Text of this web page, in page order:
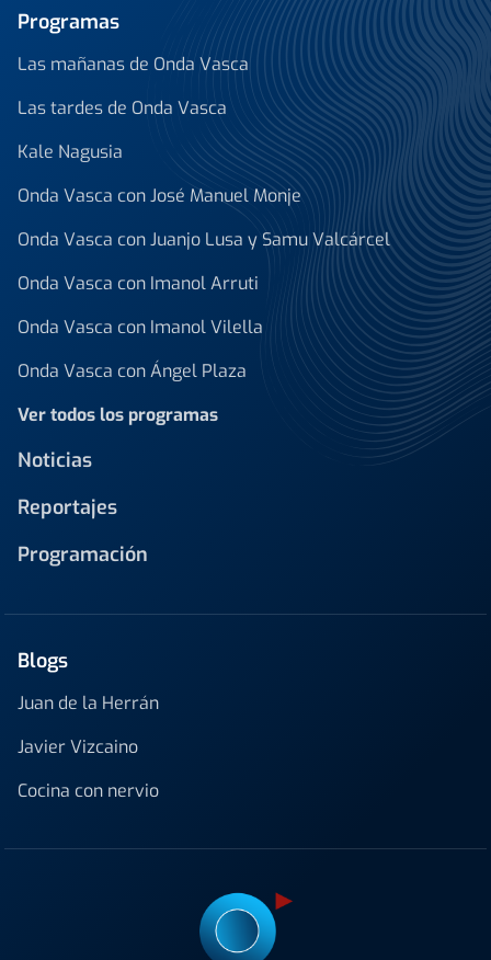
Programas
Las mañanas de Onda Vasca
Las tardes de Onda Vasca
Kale Nagusia
Onda Vasca con José Manuel Monje
Onda Vasca con Juanjo Lusa y Samu Valcárcel
Onda Vasca con Imanol Arruti
Onda Vasca con Imanol Vilella
Onda Vasca con Ángel Plaza
Ver todos los programas
Noticias
Reportajes
Programación
Blogs
Juan de la Herrán
Javier Vizcaino
Cocina con nervio